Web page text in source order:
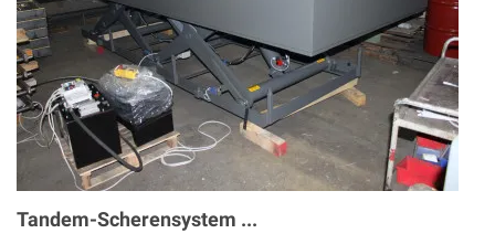
Tandem-Scherensystem ...